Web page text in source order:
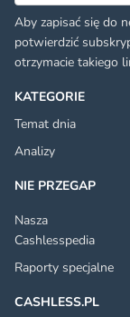
KATEGORIE
Temat dnia
Analizy
NIE PRZEGAP
Nasza
Cashlesspedia
Raporty specjalne
CASHLESS.PL
Aby zapisać się do
potwierdzić
otrzymacie takiego